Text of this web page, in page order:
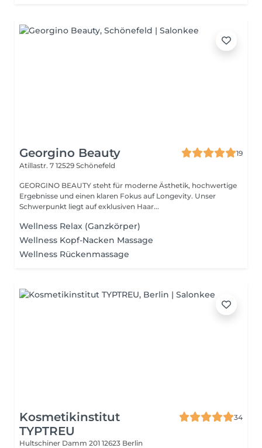
Georgino Beauty
19
Atillastr. 7 12529 Schönefeld
GEORGINO BEAUTY steht für moderne Ästhetik, hochwertige
Ergebnisse und einen klaren Fokus auf Longevity. Unser
Schwerpunkt liegt auf exklusiven Haar...
Wellness Relax (Ganzkörper)
Wellness Kopf-Nacken Massage
Wellness Rückenmassage
Kosmetikinstitut
TYPTREU
34
Hultschiner Damm 201 12623 Berlin